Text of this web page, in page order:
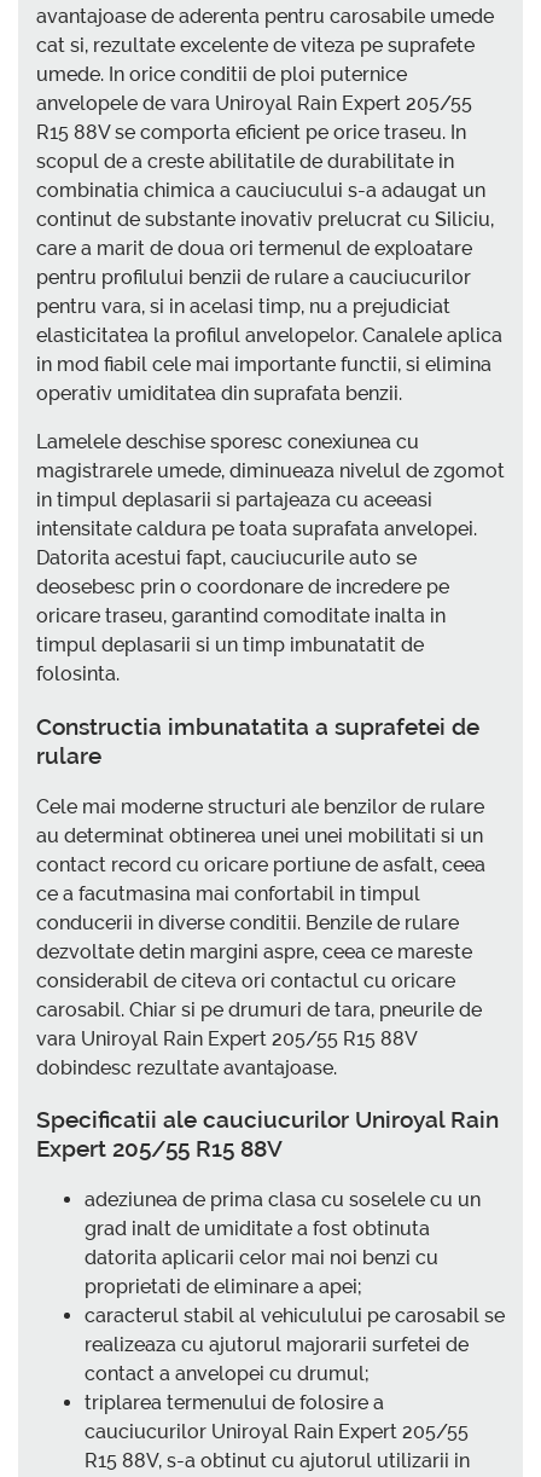
avantajoase de aderenta pentru carosabile umede
cat si, rezultate excelente de viteza pe suprafete
umede. In orice conditii de ploi puternice
anvelopele de vara Uniroyal Rain Expert 205/55
R15 88V se comporta eficient pe orice traseu. In
scopul de a creste abilitatile de durabilitate in
combinatia chimica a cauciucului s-a adaugat un
continut de substante inovativ prelucrat cu Siliciu,
care a marit de doua ori termenul de exploatare
pentru profilului benzii de rulare a cauciucurilor
pentru vara, si in acelasi timp, nu a prejudiciat
elasticitatea la profilul anvelopelor. Canalele aplica
in mod fiabil cele mai importante functii, si elimina
operativ umiditatea din suprafata benzii.
Lamelele deschise sporesc conexiunea cu
magistrarele umede, diminueaza nivelul de zgomot
in timpul deplasarii si partajeaza cu aceeasi
intensitate caldura pe toata suprafata anvelopei.
Datorita acestui fapt, cauciucurile auto se
deosebesc prin o coordonare de incredere pe
oricare traseu, garantind comoditate inalta in
timpul deplasarii si un timp imbunatatit de
folosinta.
Constructia imbunatatita a suprafetei de
rulare
Cele mai moderne structuri ale benzilor de rulare
au determinat obtinerea unei unei mobilitati si un
contact record cu oricare portiune de asfalt, ceea
ce a facutmasina mai confortabil in timpul
conducerii in diverse conditii. Benzile de rulare
dezvoltate detin margini aspre, ceea ce mareste
considerabil de citeva ori contactul cu oricare
carosabil. Chiar si pe drumuri de tara, pneurile de
vara Uniroyal Rain Expert 205/55 R15 88V
dobindesc rezultate avantajoase.
Specificatii ale cauciucurilor Uniroyal Rain
Expert 205/55 R15 88V
adeziunea de prima clasa cu soselele cu un
grad inalt de umiditate a fost obtinuta
datorita aplicarii celor mai noi benzi cu
proprietati de eliminare a apei;
caracterul stabil al vehiculului pe carosabil se
realizeaza cu ajutorul majorarii surfetei de
contact a anvelopei cu drumul;
triplarea termenului de folosire a
cauciucurilor Uniroyal Rain Expert 205/55
R15 88V, s-a obtinut cu ajutorul utilizarii in